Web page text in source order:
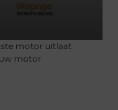
motor uitlaat
motor